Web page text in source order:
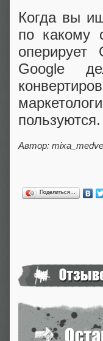
Когда вы
по какому
оперирует
Google
Автор:
Поделиться…